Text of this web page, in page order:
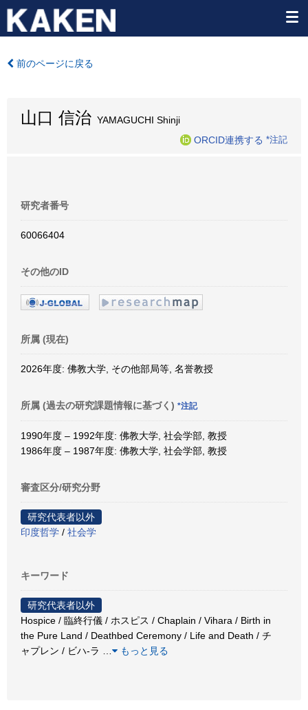
前のページに戻る
山口 信治 YAMAGUCHI Shinji
ORCID連携する *注記
研究者番号
60066404
その他のID
所属 (現在)
2026年度: 佛教大学, その他部局等, 名誉教授
所属 (過去の研究課題情報に基づく) *注記
1990年度 – 1992年度: 佛教大学, 社会学部, 教授
1986年度 – 1987年度: 佛教大学, 社会学部, 教授
審査区分/研究分野
研究代表者以外
印度哲学 / 社会学
キーワード
研究代表者以外
Hospice / 臨終行儀 / ホスピス / Chaplain / Vihara / Birth in
the Pure Land / Deathbed Ceremony / Life and Death / チ
ャプレン / ビハ-ラ
もっと見る